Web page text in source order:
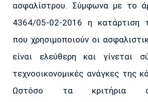
ασφαλίστρου. Σύμφωνα με το
4364/05-02-2016 η κατάρτιση
που χρησιμοποιούν οι
είναι ελεύθερη και γίνεται
τεχνοοικονομικές ανάγκες της
Ωστόσο τα κριτήρια